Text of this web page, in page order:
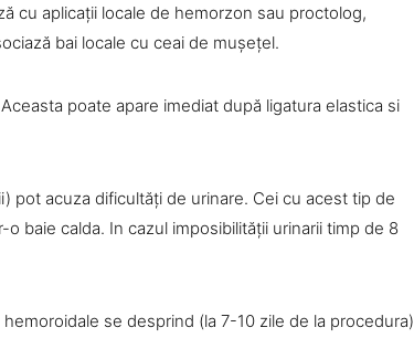
cu aplicaţii locale de hemorzon sau proctolog,
bai locale cu ceai de muşeţel.
poate apare imediat după ligatura elastica si
pot acuza dificultăţi de urinare. Cei cu acest tip de
baie calda. In cazul imposibilităţii urinarii timp de 8
se desprind (la 7-10 zile de la procedura)